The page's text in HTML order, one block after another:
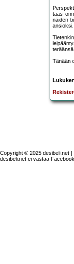
taas
näiden
ansioksi.
Tänään
Copyright © 2025 desibeli.net |
desibeli.net ei vastaa